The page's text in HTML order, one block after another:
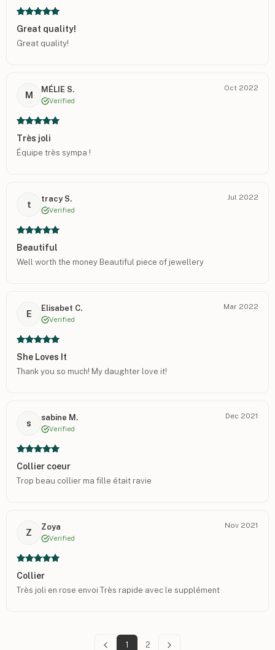
Great quality!
Great quality!
M
MÉLIE S.
Verified
Oct 2022
Très joli
Équipe très sympa !
t
tracy S.
Verified
Jul 2022
Beautiful
Well worth the money Beautiful piece of jewellery
E
Elisabet C.
Verified
Mar 2022
She Loves It
Thank you so much! My daughter love it!
s
sabine M.
Verified
Dec 2021
Collier coeur
Trop beau collier ma fille était ravie
Z
Zoya
Verified
Nov 2021
Collier
Très joli en rose envoi Très rapide avec le supplément
1 2